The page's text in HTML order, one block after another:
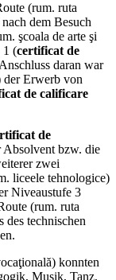
(rum. ruta
dem Besuch
şcoala de arte şi
1 (certificat de
daran war
der Erwerb von
de calificare
de
Absolvent bzw. die
zwei
liceele tehnologice)
Niveaustufe 3
(rum. ruta
des technischen
konnten
Musik, Tanz,